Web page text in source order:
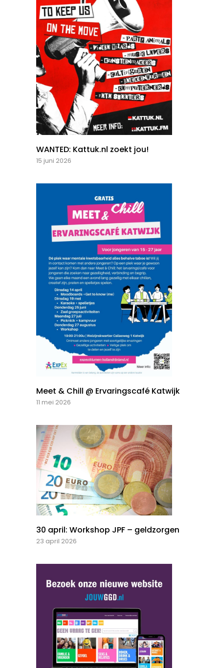
WANTED: Kattuk.nl zoekt jou!
15 juni 2026
Meet & Chill @ Ervaringscafé Katwijk
11 mei 2026
30 april: Workshop JPF – geldzorgen
23 april 2026